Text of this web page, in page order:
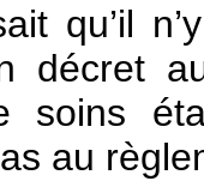
qu’il
décret
soins
au